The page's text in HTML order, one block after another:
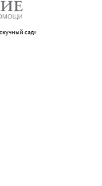
сад»